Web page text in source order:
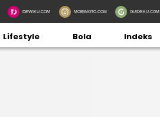
DEWIKU.COM MOBIMOTO.COM GUIDEKU.COM
Lifestyle Bola Indeks